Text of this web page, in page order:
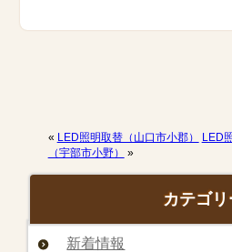
« LED照明取替（山口市小郡）
LED
（宇部市小野）
»
カテゴリ
新着情報